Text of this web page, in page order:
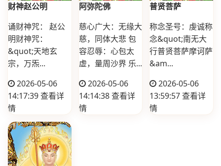
财神赵公明
诵财神咒： 赵公
明财神咒：
&quot;天地玄
宗，万炁...
2026-05-06
14:17:39查看详
情
阿弥陀佛
慈心广大：无缘大
慈，同体大悲 包
容忍辱：心包太
虚，量周沙界 乐...
2026-05-06
14:14:38查看详
情
普贤菩萨
称念圣号：虔诚称
念&quot;南无大
行普贤菩萨摩诃萨
&am...
2026-05-06
13:59:57查看详
情